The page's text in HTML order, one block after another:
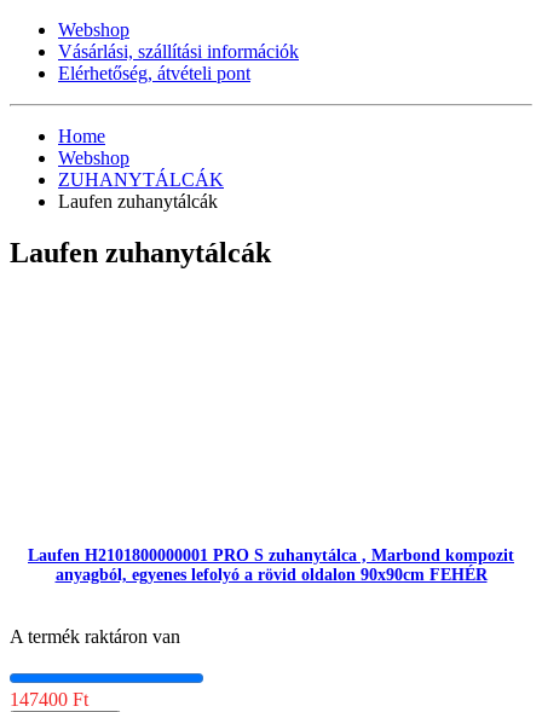
Webshop
Vásárlási, szállítási információk
Elérhetőség, átvételi pont
Home
Webshop
ZUHANYTÁLCÁK
Laufen zuhanytálcák
Laufen zuhanytálcák
Laufen H2101800000001 PRO S zuhanytálca , Marbond kompozit
anyagból, egyenes lefolyó a rövid oldalon 90x90cm FEHÉR
A termék raktáron van
147400 Ft